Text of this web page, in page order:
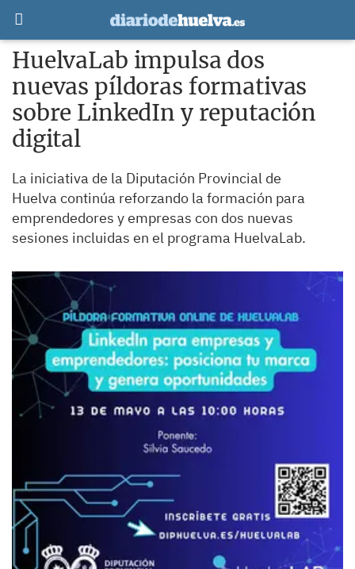
HuelvaLab impulsa dos
nuevas píldoras formativas
sobre LinkedIn y reputación
digital
La iniciativa de la Diputación Provincial de
Huelva continúa reforzando la formación para
emprendedores y empresas con dos nuevas
sesiones incluidas en el programa HuelvaLab.